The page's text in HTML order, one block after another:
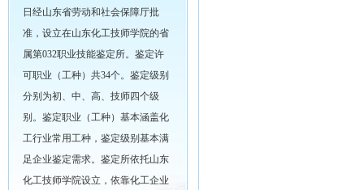
日经山东省劳动和社会保障厅批
准，设立在山东化工技师学院的省
属第032职业技能鉴定所。鉴定许
可职业（工种）共34个。鉴定级别
分别为初、中、高、技师四个级
别。鉴定职业（工种）基本涵盖化
工行业常用工种，鉴定级别基本满
足企业鉴定需求。鉴定所依托山东
化工技师学院设立，依靠化工企业